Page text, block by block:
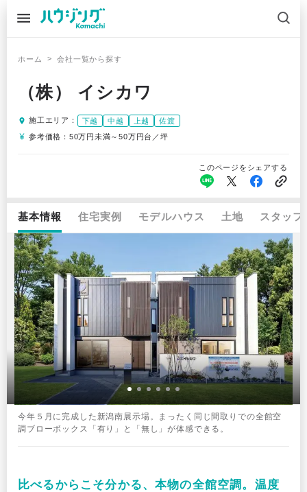
ホーム > 会社一覧から探す
（株） イシカワ
施工エリア： 下越 中越 上越
佐渡
参考価格： 50万円未満～50万円台／坪
このページをシェアする
基本情報 住宅実例 モデルハウス 土地 スタッフ
今年５月に完成した新潟南展示場。まったく同じ間取りでの全館空
調ブローボックス「有り」と「無し」が体感できる。
比べるからこそ分かる、本物の全館空調。温度